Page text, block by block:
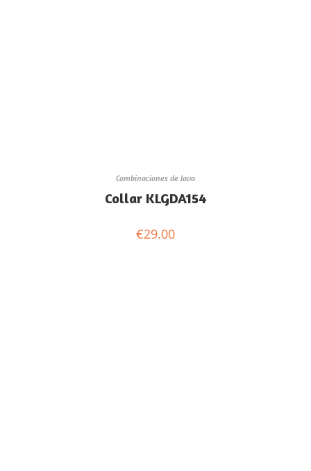
Combinaciones de lava
Collar KLGDA154
€29.00